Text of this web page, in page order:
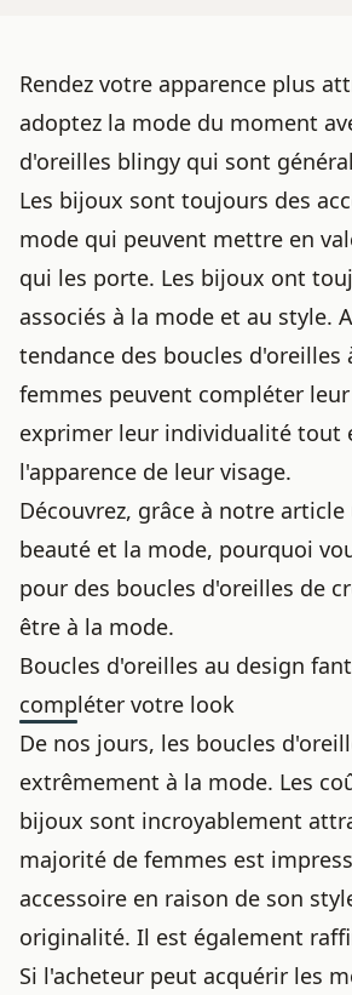
Rendez votre apparence plus
adoptez la mode du moment
d'oreilles blingy qui sont
Les bijoux sont toujours des
mode qui peuvent mettre en
qui les porte. Les bijoux ont
associés à la mode et au style.
tendance des boucles d'oreilles
femmes peuvent compléter
exprimer leur individualité tout
l'apparence de leur visage.
Découvrez, grâce à notre
beauté et la mode, pourquoi
pour des boucles d'oreilles de
être à la mode.
Boucles d'oreilles au design
compléter votre look
De nos jours, les boucles
extrêmement à la mode. Les
bijoux sont incroyablement
majorité de femmes est
accessoire en raison de son
originalité. Il est également
Si l'acheteur peut acquérir les